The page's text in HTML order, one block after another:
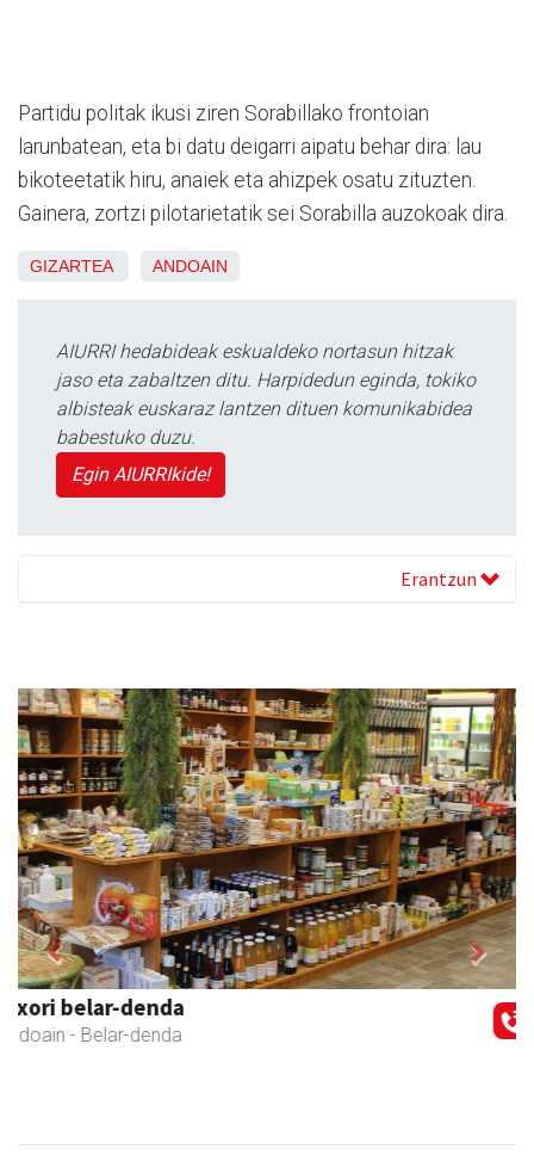
Partidu politak ikusi ziren Sorabillako frontoian
larunbatean, eta bi datu deigarri aipatu behar dira: lau
bikoteetatik hiru, anaiek eta ahizpek osatu zituzten.
Gainera, zortzi pilotarietatik sei Sorabilla auzokoak dira.
GIZARTEA ANDOAIN
AIURRI hedabideak eskualdeko nortasun hitzak
jaso eta zabaltzen ditu. Harpidedun eginda, tokiko
albisteak euskaraz lantzen dituen komunikabidea
babestuko duzu.
Egin AIURRIkide!
Erantzun
Keinu euskal jantziak
Andoain - Arropa-dendak
Previous Next